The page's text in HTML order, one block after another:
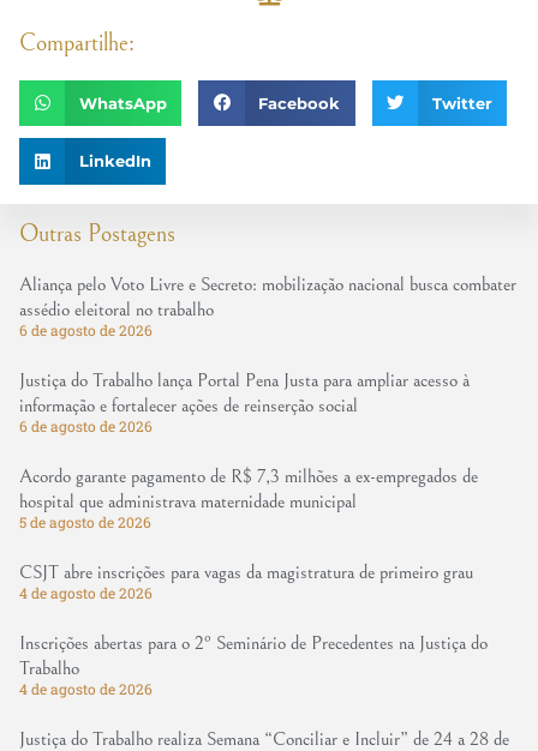
Outras Postagens
Aliança pelo Voto Livre e Secreto: mobilização nacional busca combater
assédio eleitoral no trabalho
6 de agosto de 2026
Justiça do Trabalho lança Portal Pena Justa para ampliar acesso à
informação e fortalecer ações de reinserção social
6 de agosto de 2026
Acordo garante pagamento de R$ 7,3 milhões a ex-empregados de
hospital que administrava maternidade municipal
5 de agosto de 2026
CSJT abre inscrições para vagas da magistratura de primeiro grau
4 de agosto de 2026
Inscrições abertas para o 2º Seminário de Precedentes na Justiça do
Trabalho
4 de agosto de 2026
Justiça do Trabalho realiza Semana “Conciliar e Incluir” de 24 a 28 de
Compartilhe:
WhatsApp Facebook Twitter
LinkedIn